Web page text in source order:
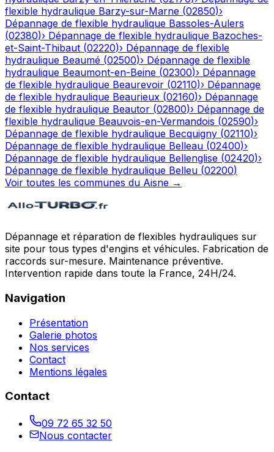
flexible hydraulique Barzy-sur-Marne (02850)›
Dépannage de flexible hydraulique Bassoles-Aulers
(02380)› Dépannage de flexible hydraulique Bazoches-
et-Saint-Thibaut (02220)› Dépannage de flexible
hydraulique Beaumé (02500)› Dépannage de flexible
hydraulique Beaumont-en-Beine (02300)› Dépannage
de flexible hydraulique Beaurevoir (02110)› Dépannage
de flexible hydraulique Beaurieux (02160)› Dépannage
de flexible hydraulique Beautor (02800)› Dépannage de
flexible hydraulique Beauvois-en-Vermandois (02590)›
Dépannage de flexible hydraulique Becquigny (02110)›
Dépannage de flexible hydraulique Belleau (02400)›
Dépannage de flexible hydraulique Bellenglise (02420)›
Dépannage de flexible hydraulique Belleu (02200)
Voir toutes les communes du Aisne →
Dépannage et réparation de flexibles hydrauliques sur
site pour tous types d'engins et véhicules. Fabrication de
raccords sur-mesure. Maintenance préventive.
Intervention rapide dans toute la France, 24H/24.
Navigation
Présentation
Galerie photos
Nos services
Contact
Mentions légales
Contact
09 72 65 32 50
Nous contacter